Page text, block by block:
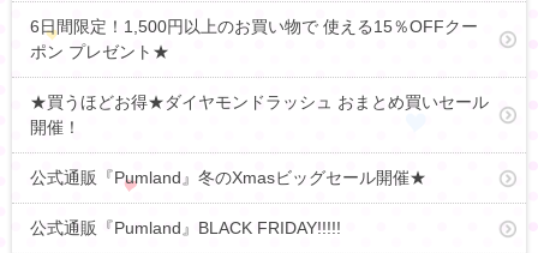
6日間限定！1,500円以上のお買い物で 使える15％OFFクー
ポン プレゼント★
★買うほどお得★ダイヤモンドラッシュ おまとめ買いセール
開催！
公式通販『Pumland』冬のXmasビッグセール開催★
公式通販『Pumland』BLACK FRIDAY!!!!!